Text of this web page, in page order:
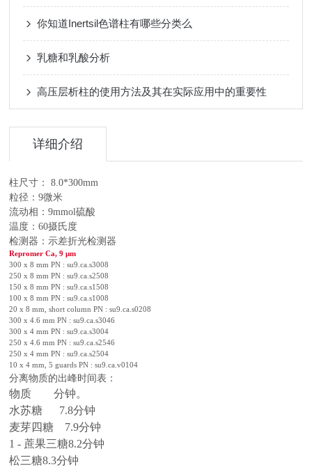
你知道Inertsil色谱柱有哪些分类么
乳糖和乳酸分析
高压层析柱的使用方法及其在实际应用中的重要性
详细介绍
柱尺寸：8.0*300mm
粒径：9微米
流动相：9mmol硫酸
温度：60摄氏度
检测器：示差折光检测器
Repromer Ca, 9μm
300 x 8 mm PN : su9.ca.s3008
250 x 8 mm PN : su9.ca.s2508
150 x 8 mm PN : su9.ca.s1508
100 x 8 mm PN : su9.ca.s1008
20 x 8 mm, short column PN : su9.ca.s0208
300 x 4.6 mm PN : su9.ca.s3046
300 x 4 mm PN : su9.ca.s3004
250 x 4.6 mm PN : su9.ca.s2546
250 x 4 mm PN : su9.ca.s2504
10 x 4 mm, 5 guards PN : su9.ca.v0104
分离物质的出峰时间表：
物质 分钟。
水苏糖 7.8分钟
麦芽四糖 7.9分钟
1 - 蔗果三糖8.2分钟
松三糖8.3分钟